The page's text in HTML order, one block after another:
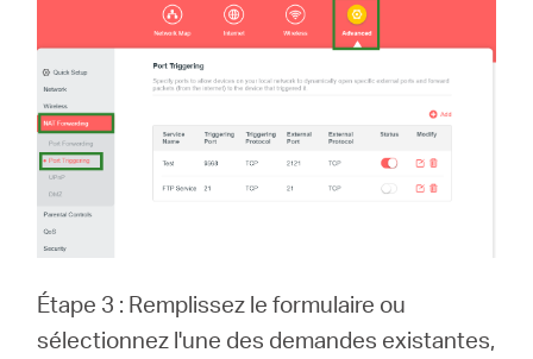
Étape 3 : Remplissez le formulaire ou
sélectionnez l'une des demandes existantes,